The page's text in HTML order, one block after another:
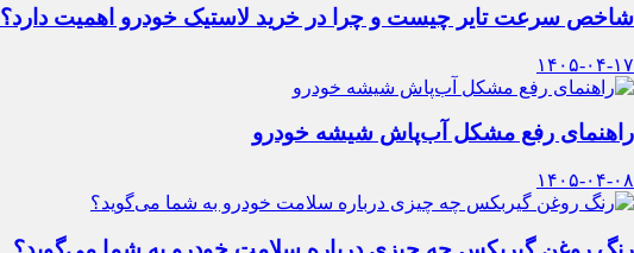
شاخص سرعت تایر چیست و چرا در خرید لاستیک خودرو اهمیت دارد؟
۱۴۰۵-۰۴-۱۷
راهنمای رفع مشکل آب‌پاش شیشه خودرو
۱۴۰۵-۰۴-۰۸